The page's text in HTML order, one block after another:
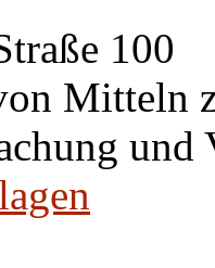
100
Mitteln
und